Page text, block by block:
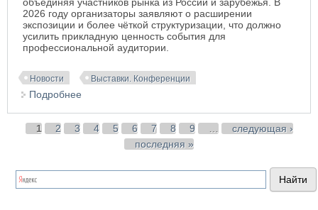
2026 году организаторы заявляют о расширении
экспозиции и более чёткой структуризации, что должно
усилить прикладную ценность события для
профессиональной аудитории.
Новости Выставки. Конференции
Подробнее
текстиля и материалов для декорирования
Страницы
1 2 3 4 5 6 7 8 9
следующая ›
последняя »